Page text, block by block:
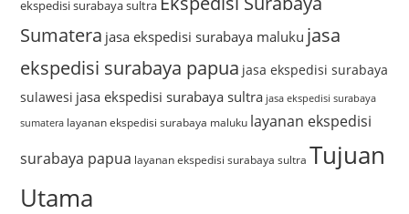
ekspedisi surabaya sultra
Sumatera jasa ekspedisi surabaya maluku jasa
ekspedisi surabaya papua jasa ekspedisi surabaya
sulawesi jasa ekspedisi surabaya sultra jasa ekspedisi surabaya
sumatera layanan ekspedisi surabaya maluku layanan ekspedisi
surabaya papua layanan ekspedisi surabaya sultra Tujuan
Utama